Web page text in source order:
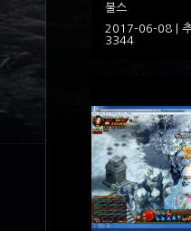
불스
2017-06-08 |
3344